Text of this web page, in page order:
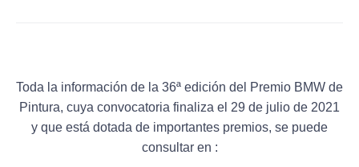
Toda la información de la 36ª edición del Premio BMW de
Pintura, cuya convocatoria finaliza el 29 de julio de 2021
y que está dotada de importantes premios, se puede
consultar en :